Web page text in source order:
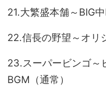
21.大繁盛本舗～BIG
22.信長の野望～オリ
23.スーパービンゴ～
BGM（通常）